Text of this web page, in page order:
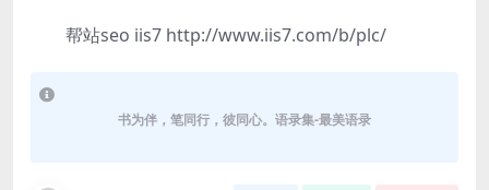
帮站seo iis7 http://www.iis7.com/b/plc/
书为伴，笔同行，彼同心。语录集-最美语录